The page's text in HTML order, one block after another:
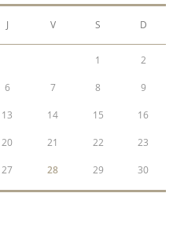
J V S D
1 2
6 7 8 9
13 14 15 16
20 21 22 23
27 28 29 30